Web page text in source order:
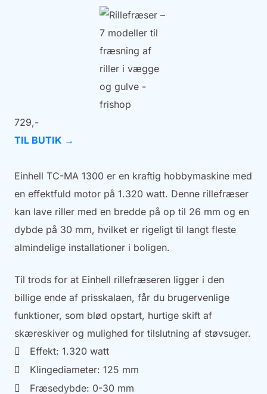
729,-
TIL BUTIK →
Einhell TC-MA 1300 er en kraftig hobbymaskine med
en effektfuld motor på 1.320 watt. Denne rillefræser
kan lave riller med en bredde på op til 26 mm og en
dybde på 30 mm, hvilket er rigeligt til langt fleste
almindelige installationer i boligen.
Til trods for at Einhell rillefræseren ligger i den
billige ende af prisskalaen, får du brugervenlige
funktioner, som blød opstart, hurtige skift af
skæreskiver og mulighed for tilslutning af støvsuger.
Effekt: 1.320 watt
Klingediameter: 125 mm
Fræsedybde: 0-30 mm